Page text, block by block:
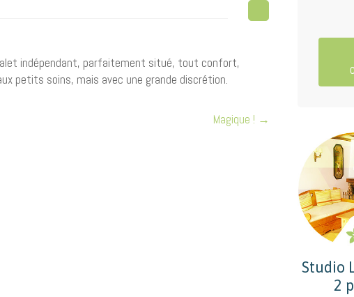
indépendant, parfaitement situé, tout confort,
petits soins, mais avec une grande discrétion.
Magique ! →
Studio
2